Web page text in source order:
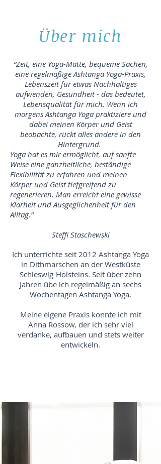
Über mich
“Zeit, eine Yoga-Matte, bequeme Sachen,
eine regelmäßige Ashtanga Yoga-Praxis,
Lebenszeit für etwas Nachhaltiges
aufwenden, Gesundheit - das bedeutet,
Lebensqualität für mich. Wenn ich
morgens Ashtanga Yoga praktiziere und
dabei meinen Körper und Geist
beobachte, rückt alles andere in den
Hintergrund.
Yoga hat es mir ermöglicht, auf sanfte
Weise eine ganzheitliche, beständige
Flexibilität zu erfahren und meinen
Körper und Geist tiefgreifend zu
regenerieren. Man erreicht eine gewisse
Klarheit und Ausgeglichenheit für den
Alltag.“
Steffi Staschewski
Ich unterrichte seit 2012 Ashtanga Yoga
in Dithmarschen an der Westküste
Schleswig-Holsteins. Seit über zehn
Jahren übe ich regelmäßig an sechs
Wochentagen Ashtanga Yoga.
Meine eigene Praxis konnte ich mit
Anna Rossow, der ich sehr viel
verdanke, aufbauen und stets weiter
entwickeln.